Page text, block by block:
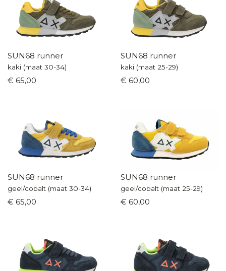
SUN68 runner
kaki (maat 30-34)
€ 65,00
SUN68 runner
kaki (maat 25-29)
€ 60,00
SUN68 runner
geel/cobalt (maat 30-34)
€ 65,00
SUN68 runner
geel/cobalt (maat 25-29)
€ 60,00